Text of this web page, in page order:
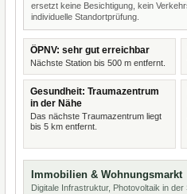
ersetzt keine Besichtigung, kein
individuelle Standortprüfung.
ÖPNV: sehr gut erreichbar
Nächste Station bis 500 m entfernt.
Gesundheit: Traumazentrum
in der Nähe
Das nächste Traumazentrum liegt
bis 5 km entfernt.
Immobilien & Wohnungsmarkt
Digitale Infrastruktur, Photovoltaik in